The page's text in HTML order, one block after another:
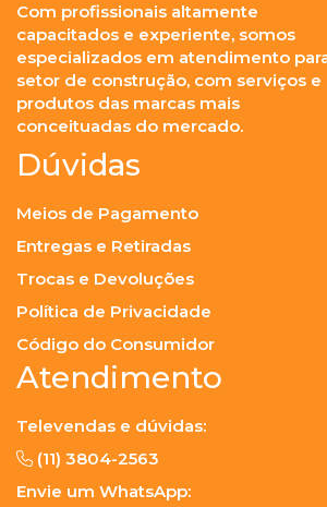
Com profissionais altamente
capacitados e experiente, somos
especializados em atendimento
setor de construção, com serviços e
produtos das marcas mais
conceituadas do mercado.
Dúvidas
Meios de Pagamento
Entregas e Retiradas
Trocas e Devoluções
Política de Privacidade
Código do Consumidor
Atendimento
Televendas e dúvidas:
(11) 3804-2563
Envie um WhatsApp: